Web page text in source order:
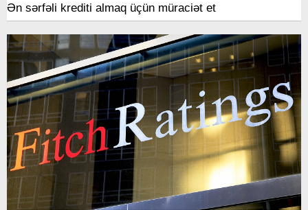
Ən sərfəli krediti almaq üçün müraciət et